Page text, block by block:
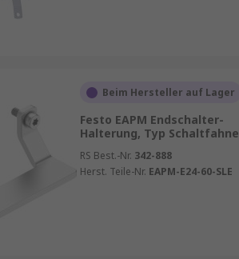
Beim Hersteller auf Lager
Festo EAPM Endschalter-
Halterung, Typ Schaltfahne
RS Best.-Nr. 342-888
Herst. Teile-Nr. EAPM-E24-60-SLE